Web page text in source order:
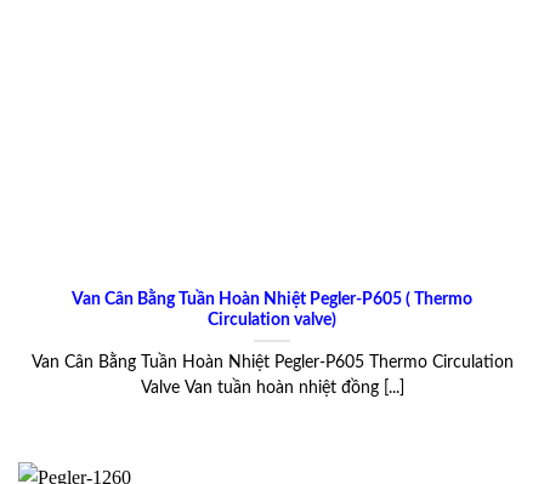
Van Cân Bằng Tuần Hoàn Nhiệt Pegler-P605 ( Thermo
Circulation valve)
Van Cân Bằng Tuần Hoàn Nhiệt Pegler-P605 Thermo Circulation
Valve Van tuần hoàn nhiệt đồng [...]